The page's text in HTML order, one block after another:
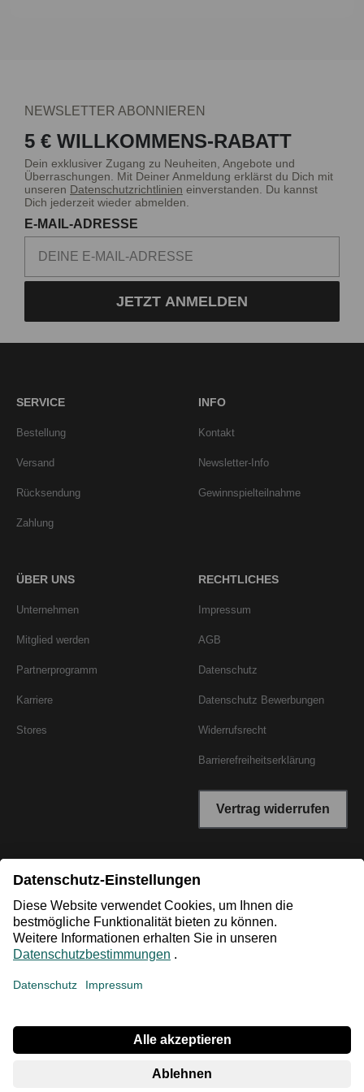
NEWSLETTER ABONNIEREN
5 € WILLKOMMENS-RABATT
Dein exklusiver Zugang zu Neuheiten, Angebote und
Überraschungen. Mit Deiner Anmeldung erklärst du Dich mit
unseren Datenschutzrichtlinien einverstanden. Du kannst
Dich jederzeit wieder abmelden.
E-MAIL-ADRESSE
JETZT ANMELDEN
SERVICE
Bestellung
Versand
Rücksendung
Zahlung
INFO
Kontakt
Newsletter-Info
Gewinnspielteilnahme
ÜBER UNS
Unternehmen
Mitglied werden
Partnerprogramm
Karriere
Stores
RECHTLICHES
Impressum
AGB
Datenschutz
Datenschutz Bewerbungen
Widerrufsrecht
Barrierefreiheitserklärung
Vertrag widerrufen
*Niedrigster Gesamtpreis der letzten 30 Tage vor der